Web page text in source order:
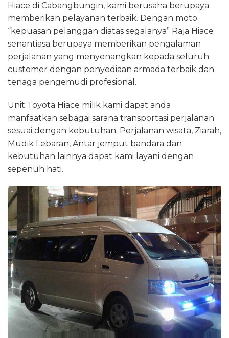
Hiace di Cabangbungin, kami berusaha berupaya
memberikan pelayanan terbaik. Dengan moto
“kepuasan pelanggan diatas segalanya” Raja Hiace
senantiasa berupaya memberikan pengalaman
perjalanan yang menyenangkan kepada seluruh
customer dengan penyediaan armada terbaik dan
tenaga pengemudi profesional.
Unit Toyota Hiace milik kami dapat anda
manfaatkan sebagai sarana transportasi perjalanan
sesuai dengan kebutuhan. Perjalanan wisata, Ziarah,
Mudik Lebaran, Antar jemput bandara dan
kebutuhan lainnya dapat kami layani dengan
sepenuh hati.